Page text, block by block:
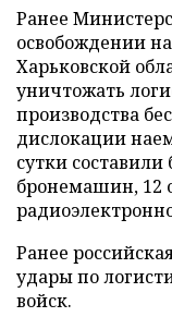
Ранее
освобождении
Харьковской
уничтожать
производства
дислокации
сутки составили
бронемашин, 12
Ранее
удары по
войск.